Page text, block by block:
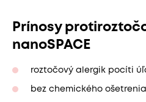
Prínosy
nanoSPACE
roztočový alergik pocíti
bez chemického ošetrenia